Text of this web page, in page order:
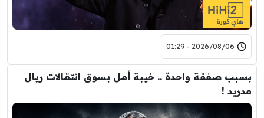
2026/08/06 - 01:29
بسبب صفقة واحدة .. خيبة أمل بسوق انتقالات ريال
مدريد !